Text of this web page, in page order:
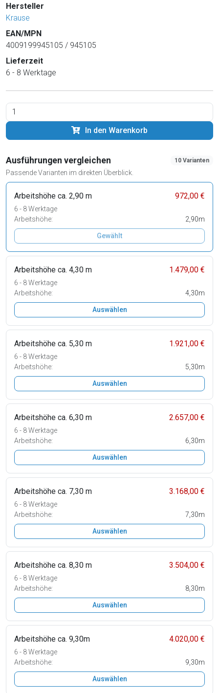
Hersteller
Krause
EAN/MPN
4009199945105 / 945105
Lieferzeit
6 - 8 Werktage
In den Warenkorb
Ausführungen vergleichen
Passende Varianten im direkten Überblick.
10 Varianten
Arbeitshöhe ca. 2,90 m 972,00 €
6 - 8 Werktage
Arbeitshöhe:
2,90m
Gewählt
Arbeitshöhe ca. 4,30 m 1.479,00 €
6 - 8 Werktage
Arbeitshöhe:
4,30m
Auswählen
Arbeitshöhe ca. 5,30 m 1.921,00 €
6 - 8 Werktage
Arbeitshöhe:
5,30m
Auswählen
Arbeitshöhe ca. 6,30 m 2.657,00 €
6 - 8 Werktage
Arbeitshöhe:
6,30m
Auswählen
Arbeitshöhe ca. 7,30 m 3.168,00 €
6 - 8 Werktage
Arbeitshöhe:
7,30m
Auswählen
Arbeitshöhe ca. 8,30 m 3.504,00 €
6 - 8 Werktage
Arbeitshöhe:
8,30m
Auswählen
Arbeitshöhe ca. 9,30m 4.020,00 €
6 - 8 Werktage
Arbeitshöhe:
9,30m
Auswählen